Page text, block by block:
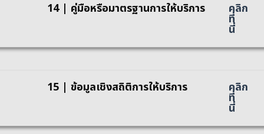
14 | คู่มือหรือมาตรฐานการให้บริการ คลิก
ที่
นี่
15 | ข้อมูลเชิงสถิติการให้บริการ คลิก
ที่
นี่